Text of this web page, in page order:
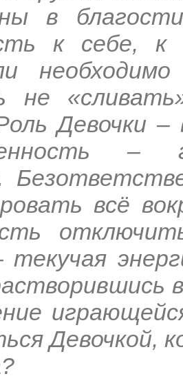
в
к себе, к
не
Девочки
–
всё
текучая
Девочкой,